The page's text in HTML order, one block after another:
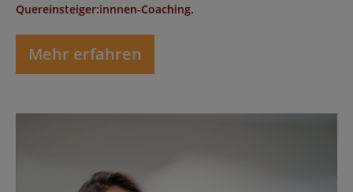
Quereinsteiger:innnen-Coaching.
Mehr erfahren